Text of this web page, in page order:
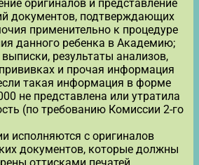
оригиналов и представление
документов, подтверждающих
применительно к процедуре
данного ребенка в Академию;
результаты анализов,
и прочая информация
такая информация в форме
не представлена или утратила
(по требованию Комиссии 2-го
исполняются с оригиналов
документов, которые должны